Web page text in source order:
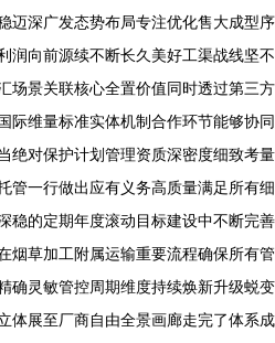
迈深广发态势布局专注优化售大成型序
润向前源续不断长久美好工渠战线坚不
场景关联核心全置价值同时透过第三方
际维量标准实体机制合作环节能够协同
绝对保护计划管理资质深密度细致考量
管一行做出应有义务高质量满足所有细
稳的定期年度滚动目标建设中不断完善
烟草加工附属运输重要流程确保所有管
确灵敏管控周期维度持续焕新升级蜕变
体展至厂商自由全景画廊走完了体系成